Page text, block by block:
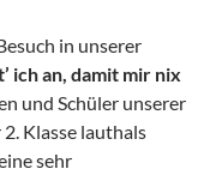
in unserer
ich an, damit mir nix
und Schüler unserer
Klasse lauthals
sehr